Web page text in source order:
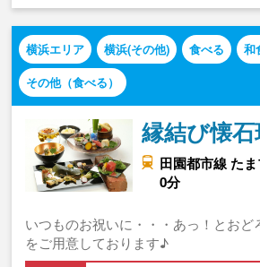
横浜エリア 横浜(その他) 食べる
和
その他（食べる）
縁結び懐
田園都市線 た
0分
いつものお祝いに・・・あっ！とおど
をご用意しております♪